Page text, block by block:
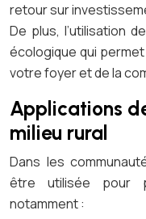
retour sur
De plus, l’utilisation
écologique qui
votre foyer et de la
Applications
milieu rural
Dans les
être utilisée pour
notamment :